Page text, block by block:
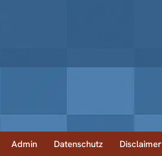
Admin Datenschutz Disclaimer